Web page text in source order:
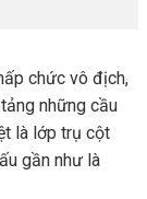
chức vô địch,
những cầu
là lớp trụ cột
gần như là